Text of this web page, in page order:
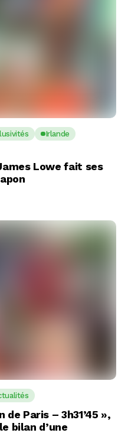
Irlande
Lowe fait ses
Paris – 3h31’45 »,
bilan d’une